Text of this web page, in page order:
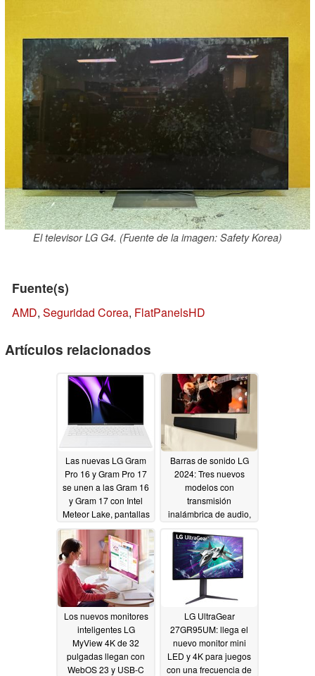
El televisor LG G4. (Fuente de la imagen: Safety Korea)
Fuente(s)
AMD, Seguridad Corea, FlatPanelsHD
Artículos relacionados
Las nuevas LG Gram
Pro 16 y Gram Pro 17
se unen a las Gram 16
y Gram 17 con Intel
Meteor Lake, pantallas
QHD+ y Gram Link
01/01/2024
Barras de sonido LG
2024: Tres nuevos
modelos con
transmisión
inalámbrica de audio,
análisis mejorado de la
habitación12/21/2023
Los nuevos monitores
inteligentes LG
MyView 4K de 32
pulgadas llegan con
WebOS 23 y USB-C
LG UltraGear
27GR95UM: llega el
nuevo monitor mini
LED y 4K para juegos
con una frecuencia de